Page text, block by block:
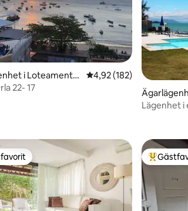
betyg, 201 omdömen
i Loteamento
Buzios
4,92 av 5 i
4,92 (182)
22- 17
Búzios
Lägenhet i
gästfavorit Populär